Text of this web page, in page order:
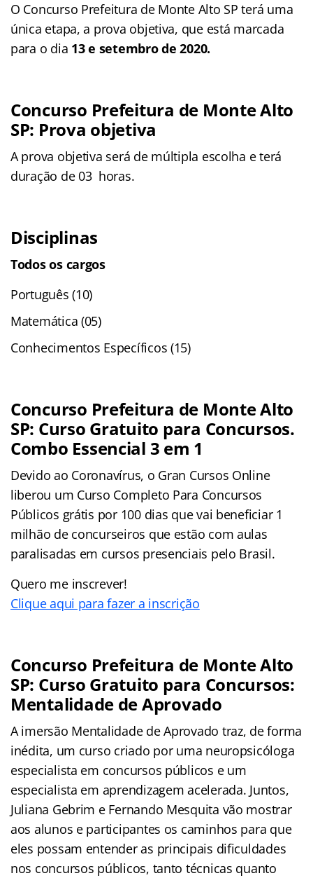
O Concurso Prefeitura de Monte Alto SP terá uma
única etapa, a prova objetiva, que está marcada
para o dia 13 e setembro de 2020.
Concurso Prefeitura de Monte Alto
SP: Prova objetiva
A prova objetiva será de múltipla escolha e terá
duração de 03 horas.
Disciplinas
Todos os cargos
Português (10)
Matemática (05)
Conhecimentos Específicos (15)
Concurso Prefeitura de Monte Alto
SP: Curso Gratuito para Concursos.
Combo Essencial 3 em 1
Devido ao Coronavírus, o Gran Cursos Online
liberou um Curso Completo Para Concursos
Públicos grátis por 100 dias que vai beneficiar 1
milhão de concurseiros que estão com aulas
paralisadas em cursos presenciais pelo Brasil.
Quero me inscrever!
Clique aqui para fazer a inscrição
Concurso Prefeitura de Monte Alto
SP: Curso Gratuito para Concursos:
Mentalidade de Aprovado
A imersão Mentalidade de Aprovado traz, de forma
inédita, um curso criado por uma neuropsicóloga
especialista em concursos públicos e um
especialista em aprendizagem acelerada. Juntos,
Juliana Gebrim e Fernando Mesquita vão mostrar
aos alunos e participantes os caminhos para que
eles possam entender as principais dificuldades
nos concursos públicos, tanto técnicas quanto